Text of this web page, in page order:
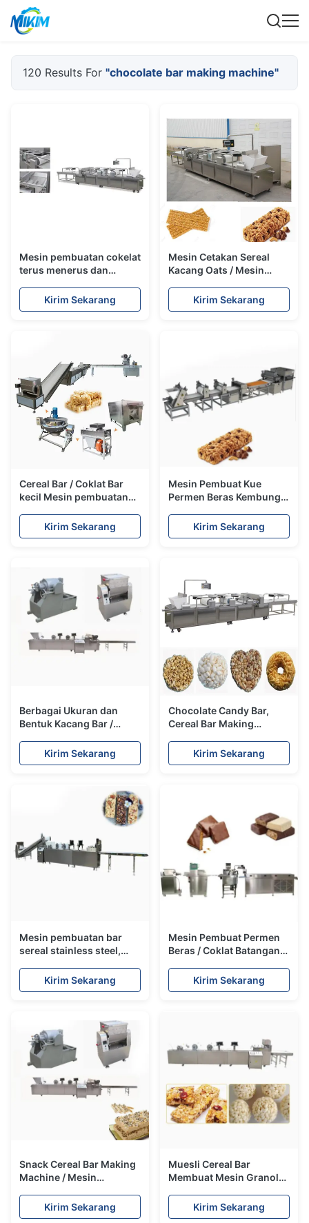
120 Results For "chocolate bar making machine"
Mesin pembuatan cokelat
terus menerus dan
Standar CE
Kirim Sekarang
Mesin Cetakan Sereal
Kacang Oats / Mesin
Kirim Sekarang
Cereal Bar / Coklat Bar
kecil Mesin pembuatan
Kirim Sekarang
Mesin Pembuat Kue
Permen Beras Kembung /
mesin pembuat bola
popcorn
Kirim Sekarang
Berbagai Ukuran dan
Bentuk Kacang Bar /
Mesin tanpa limbah
Kirim Sekarang
Chocolate Candy Bar,
Cereal Bar Making
Jaminan Sedunia
Kirim Sekarang
Mesin pembuatan bar
sereal stainless steel,
makanan ringan /
peralatan
Kirim Sekarang
Mesin Pembuat Permen
Beras / Coklat Batangan
pembentukan dan
pemotongan
Kirim Sekarang
Snack Cereal Bar Making
Machine / Mesin
terus menerus dan
otomatis
Kirim Sekarang
Muesli Cereal Bar
Membuat Mesin Granola
dengan Paten Baru
Kirim Sekarang